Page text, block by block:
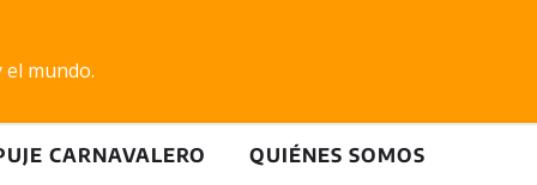
mundo.
CARNAVALERO QUIÉNES SOMOS